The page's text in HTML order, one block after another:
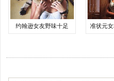
约翰逊女友野味十足 准状元